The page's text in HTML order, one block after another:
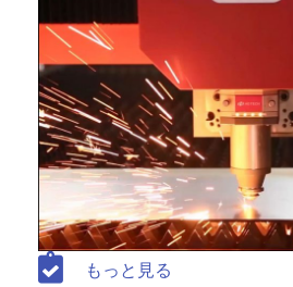
もっと見る